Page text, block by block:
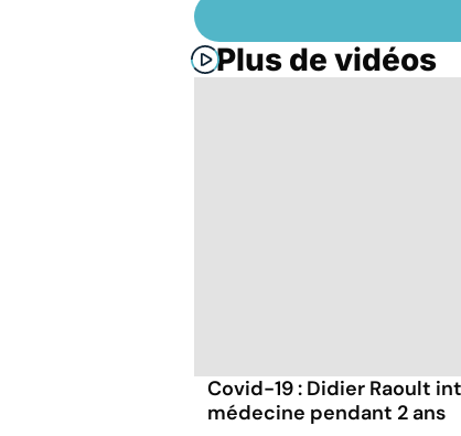
Plus de vidéos
Covid-19 : Didier Raoult
médecine pendant 2 ans